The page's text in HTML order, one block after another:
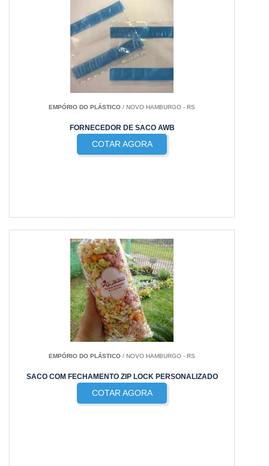
EMPÓRIO DO PLÁSTICO / NOVO HAMBURGO - RS
FORNECEDOR DE SACO AWB
COTAR AGORA
EMPÓRIO DO PLÁSTICO / NOVO HAMBURGO - RS
SACO COM FECHAMENTO ZIP LOCK PERSONALIZADO
COTAR AGORA